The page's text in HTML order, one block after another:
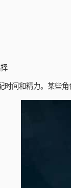
间和精力。某些